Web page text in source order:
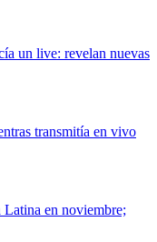
un live: revelan nuevas
transmitía en vivo
en noviembre;